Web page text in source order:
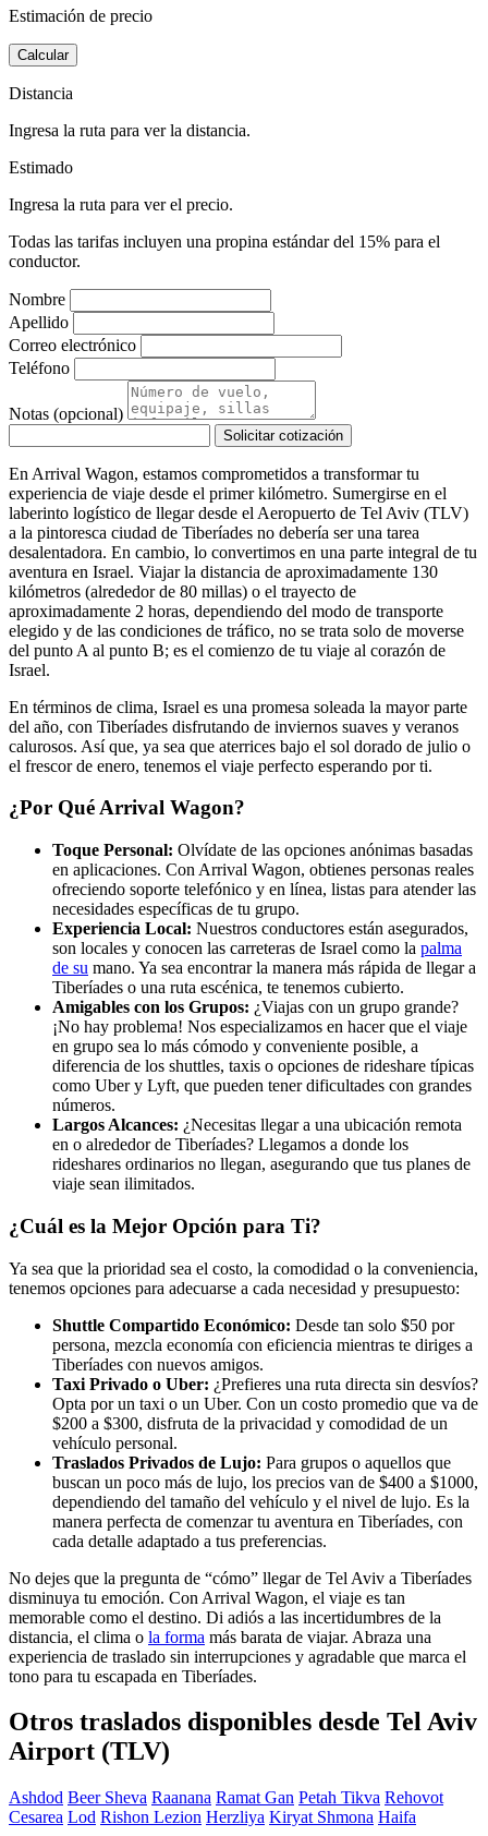
Estimación de precio
Calcular
Distancia
Ingresa la ruta para ver la distancia.
Estimado
Ingresa la ruta para ver el precio.
Todas las tarifas incluyen una propina estándar del 15% para el
conductor.
Nombre
Apellido
Correo electrónico
Teléfono
Notas (opcional)
Solicitar cotización
En Arrival Wagon, estamos comprometidos a transformar tu
experiencia de viaje desde el primer kilómetro. Sumergirse en el
laberinto logístico de llegar desde el Aeropuerto de Tel Aviv (TLV)
a la pintoresca ciudad de Tiberíades no debería ser una tarea
desalentadora. En cambio, lo convertimos en una parte integral de tu
aventura en Israel. Viajar la distancia de aproximadamente 130
kilómetros (alrededor de 80 millas) o el trayecto de
aproximadamente 2 horas, dependiendo del modo de transporte
elegido y de las condiciones de tráfico, no se trata solo de moverse
del punto A al punto B; es el comienzo de tu viaje al corazón de
Israel.
En términos de clima, Israel es una promesa soleada la mayor parte
del año, con Tiberíades disfrutando de inviernos suaves y veranos
calurosos. Así que, ya sea que aterrices bajo el sol dorado de julio o
el frescor de enero, tenemos el viaje perfecto esperando por ti.
¿Por Qué Arrival Wagon?
Toque Personal: Olvídate de las opciones anónimas basadas
en aplicaciones. Con Arrival Wagon, obtienes personas reales
ofreciendo soporte telefónico y en línea, listas para atender las
necesidades específicas de tu grupo.
Experiencia Local: Nuestros conductores están asegurados,
son locales y conocen las carreteras de Israel como la palma
de su mano. Ya sea encontrar la manera más rápida de llegar a
Tiberíades o una ruta escénica, te tenemos cubierto.
Amigables con los Grupos: ¿Viajas con un grupo grande?
¡No hay problema! Nos especializamos en hacer que el viaje
en grupo sea lo más cómodo y conveniente posible, a
diferencia de los shuttles, taxis o opciones de rideshare típicas
como Uber y Lyft, que pueden tener dificultades con grandes
números.
Largos Alcances: ¿Necesitas llegar a una ubicación remota
en o alrededor de Tiberíades? Llegamos a donde los
rideshares ordinarios no llegan, asegurando que tus planes de
viaje sean ilimitados.
¿Cuál es la Mejor Opción para Ti?
Ya sea que la prioridad sea el costo, la comodidad o la conveniencia,
tenemos opciones para adecuarse a cada necesidad y presupuesto:
Shuttle Compartido Económico: Desde tan solo $50 por
persona, mezcla economía con eficiencia mientras te diriges a
Tiberíades con nuevos amigos.
Taxi Privado o Uber: ¿Prefieres una ruta directa sin desvíos?
Opta por un taxi o un Uber. Con un costo promedio que va de
$200 a $300, disfruta de la privacidad y comodidad de un
vehículo personal.
Traslados Privados de Lujo: Para grupos o aquellos que
buscan un poco más de lujo, los precios van de $400 a $1000,
dependiendo del tamaño del vehículo y el nivel de lujo. Es la
manera perfecta de comenzar tu aventura en Tiberíades, con
cada detalle adaptado a tus preferencias.
No dejes que la pregunta de “cómo” llegar de Tel Aviv a Tiberíades
disminuya tu emoción. Con Arrival Wagon, el viaje es tan
memorable como el destino. Di adiós a las incertidumbres de la
distancia, el clima o la forma más barata de viajar. Abraza una
experiencia de traslado sin interrupciones y agradable que marca el
tono para tu escapada en Tiberíades.
Otros traslados disponibles desde Tel Aviv
Airport (TLV)
Ashdod Beer Sheva Raanana Ramat Gan Petah Tikva Rehovot
Cesarea Lod Rishon Lezion Herzliya Kiryat Shmona Haifa